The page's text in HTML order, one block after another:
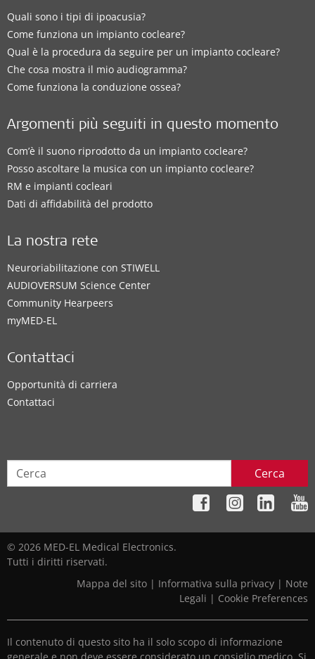
Quali sono i tipi di ipoacusia?
Come funziona un impianto cocleare?
Qual è la procedura da seguire per un impianto cocleare?
Che cosa mostra il mio audiogramma?
Come funziona la conduzione ossea?
Argomenti più seguiti in questo momento
Com’è il suono riprodotto da un impianto cocleare?
Posso ascoltare la musica con un impianto cocleare?
RM e impianti cocleari
Dati di affidabilità del prodotto
La nostra rete
Neuroriabilitazione con STIWELL
AUDIOVERSUM Science Center
Community Hearpeers
myMED‑EL
Contattaci
Opportunità di carriera
Contattaci
Cerca
© 2026 MED-EL Medical Electronics.
Tutti i diritti riservati.
Mappa del sito | Informativa sulla privacy | Note
Legali | Cookie Preferences
Il contenuto di questo sito ha il solo scopo di informazione